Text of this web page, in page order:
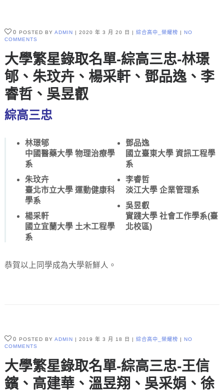
0 POSTED BY ADMIN 2020 年 3 月 20 日 綜合高中_榮耀榜
NO
COMMENTS
大學繁星錄取名單-綜高三忠-林璟
郇、朱玟卉、楊采軒、鄧品逸、李
睿哲、吳昱叡
綜高三忠
林璟郇
中國醫藥大學 物理治療學
系
朱玟卉
臺北市立大學 運動健康科
學系
楊采軒
國立宜蘭大學 土木工程學
系
鄧品逸
國立臺東大學 資訊工程學
系
李睿哲
淡江大學 企業管理系
吳昱叡
實踐大學 社會工作學系(臺
北校區)
恭賀以上同學成為大學新鮮人。
0 POSTED BY ADMIN 2019 年 3 月 18 日 綜合高中_榮耀榜
NO
COMMENTS
大學繁星錄取名單-綜高三忠-王信
鑌、高建華、溫昱翔、吳采娟、徐